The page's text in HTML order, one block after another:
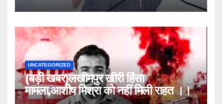
UNCATEGORIZED
(बड़ी खबर)लखीमपुर खीरी हिंसा
मामला,आशीष मिश्रा को नहीं मिली राहत ।।